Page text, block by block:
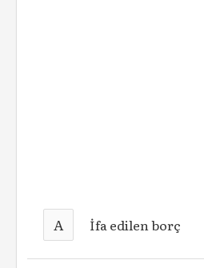
A İfa edilen borç